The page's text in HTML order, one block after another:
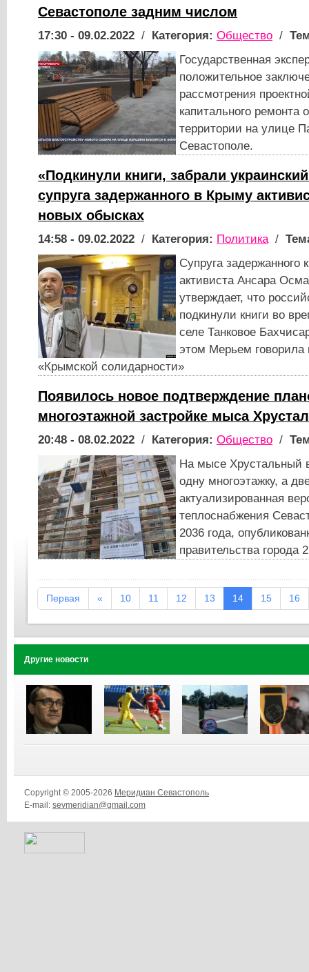
Севастополе задним числом
17:30 - 09.02.2022 / Категория: Общество /
Государственная
положительное
рассмотрения
капитального ремонта
территории на улице
Севастополе.
«Подкинули книги, забрали
супруга задержанного в Крыму
новых обысках
14:58 - 09.02.2022 / Категория: Политика/
Супруга задержанного
активиста Ансара
утверждает, что
подкинули книги во
селе Танковое
этом Мерьем говорила
«Крымской солидарности»
Появилось новое подтверждение
многоэтажной застройке мыса
20:48 - 08.02.2022 / Категория: Общество /
На мысе Хрустальный
одну многоэтажку, а
актуализированная
теплоснабжения
2036 года,
правительства города
Первая « 10 11 12 13 14 15 16
Другие новости
Copyright © 2005-2026 Меридиан Севастополь
E-mail: sevmeridian@gmail.com